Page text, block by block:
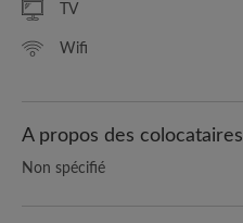
TV
Wifi
A propos des colocataires
Non spécifié